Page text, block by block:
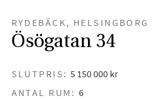
RYDEBÄCK, HELSINGBORG
Ösögatan 34
SLUTPRIS: 5 150 000 kr
ANTAL RUM: 6